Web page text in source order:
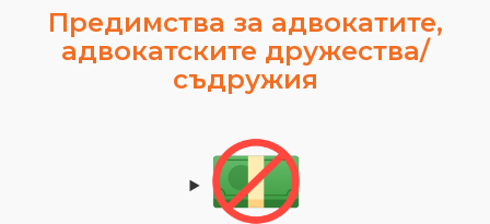
Предимства за адвокатите,
адвокатските дружества/
съдружия